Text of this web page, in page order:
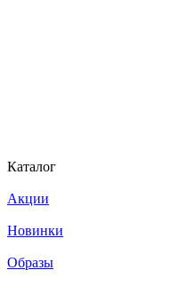
Каталог
Акции
Новинки
Образы